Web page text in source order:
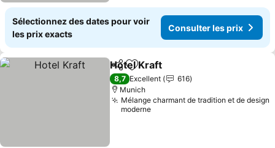
Sélectionnez des dates pour voir
les prix exacts
Consulter les prix
PartagerAjouter à mes favoris
Hotel Kraft
8,7 Excellent
616
Munich
Mélange charmant de tradition et de design
moderne